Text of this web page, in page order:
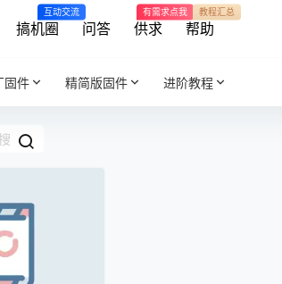
搞机圈
互动交流
问答 供求
有需求点我
帮助
教程汇总
固件 精简版固件 进阶教程